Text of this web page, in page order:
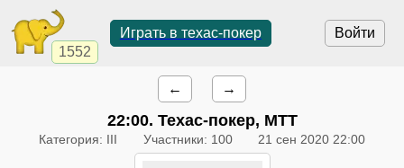
1552
Войти
Играть в техас-покер
← →
22:00. Техас-покер, МТТ
Категория: III Участники: 100 21 сен 2020 22:00